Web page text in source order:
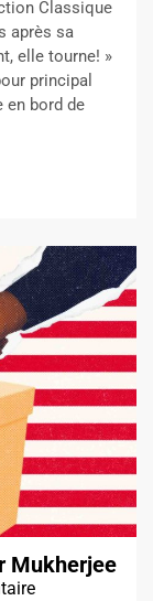
Classique
après sa
elle tourne! »
principal
en bord de
Mukherjee